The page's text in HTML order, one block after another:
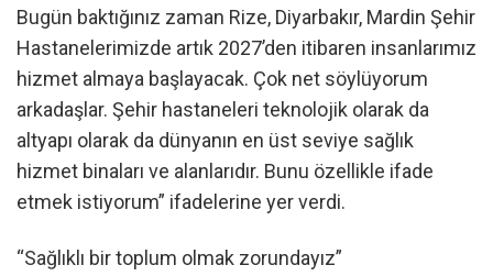
Bugün baktığınız zaman Rize, Diyarbakır, Mardin Şehir
Hastanelerimizde artık 2027’den itibaren insanlarımız
hizmet almaya başlayacak. Çok net söylüyorum
arkadaşlar. Şehir hastaneleri teknolojik olarak da
altyapı olarak da dünyanın en üst seviye sağlık
hizmet binaları ve alanlarıdır. Bunu özellikle ifade
etmek istiyorum” ifadelerine yer verdi.
“Sağlıklı bir toplum olmak zorundayız”